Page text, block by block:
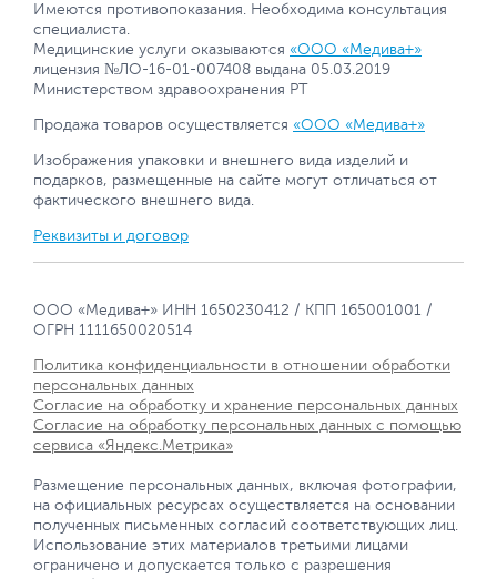
Имеются противопоказания. Необходима консультация
специалиста.
Медицинские услуги оказываются «ООО «Медива+»
лицензия №ЛО-16-01-007408 выдана 05.03.2019
Министерством здравоохранения РТ
Продажа товаров осуществляется «ООО «Медива+»
Изображения упаковки и внешнего вида изделий и
подарков, размещенные на сайте могут отличаться от
фактического внешнего вида.
Реквизиты и договор
ООО «Медива+» ИНН 1650230412 / КПП 165001001 /
ОГРН 1111650020514
Политика конфиденциальности в отношении обработки
персональных данных
Согласие на обработку и хранение персональных данных
Согласие на обработку персональных данных с помощью
сервиса «Яндекс.Метрика»
Размещение персональных данных, включая фотографии,
на официальных ресурсах осуществляется на основании
полученных письменных согласий соответствующих лиц.
Использование этих материалов третьими лицами
ограничено и допускается только с разрешения